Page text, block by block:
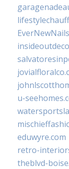
u-
eduwyre.com
retro-
theblvd-